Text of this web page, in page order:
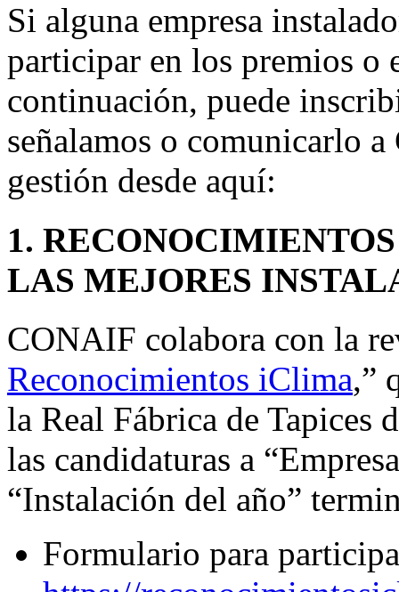
Si alguna empresa
participar en los premios o
continuación, puede
señalamos o comunicarlo
gestión desde aquí:
1.
LAS MEJORES
CONAIF colabora con la
Reconocimientos iClima,”
la Real Fábrica de Tapices
las candidaturas a
“Instalación del año”
Formulario para